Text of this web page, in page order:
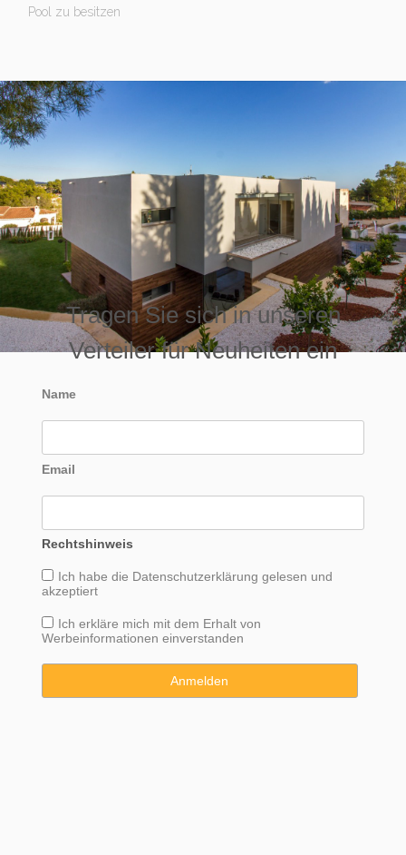
Pool zu besitzen
Tragen Sie sich in unseren
Verteiler für Neuheiten ein
Name
Email
Rechtshinweis
Ich habe die Datenschutzerklärung gelesen und
akzeptiert
Ich erkläre mich mit dem Erhalt von
Werbeinformationen einverstanden